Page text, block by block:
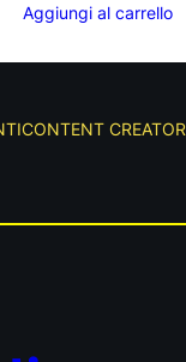
Aggiungi al carrello
CONTENT CREATOR